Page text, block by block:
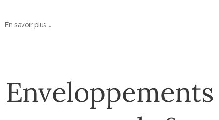
En savoir plus,...
Enveloppements